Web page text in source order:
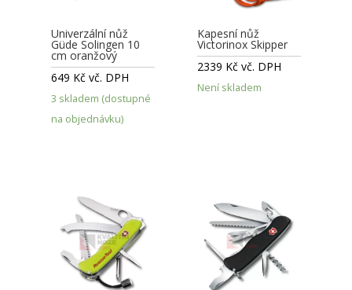
Univerzální nůž
Güde Solingen 10
cm oranžový
649 Kč vč. DPH
3 skladem (dostupné
na objednávku)
Kapesní nůž
Victorinox Skipper
2339 Kč vč. DPH
Není skladem